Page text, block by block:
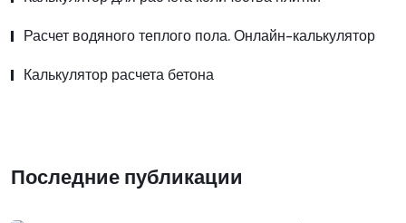
Расчет водяного теплого пола. Онлайн-калькулятор
Калькулятор расчета бетона
Последние публикации